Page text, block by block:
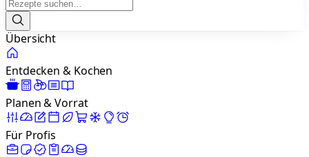
Übersicht
Entdecken & Kochen
Planen & Vorrat
Für Profis